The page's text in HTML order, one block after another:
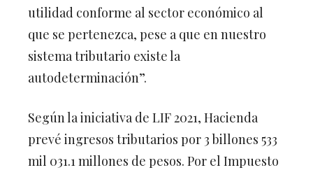
utilidad conforme al sector económico al
que se pertenezca, pese a que en nuestro
sistema tributario existe la
autodeterminación”.
Según la iniciativa de LIF 2021, Hacienda
prevé ingresos tributarios por 3 billones 533
mil 031.1 millones de pesos. Por el Impuesto